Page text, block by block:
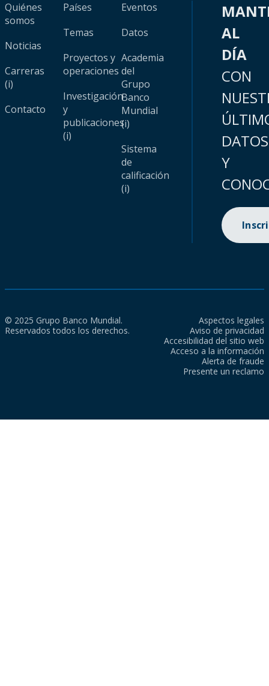
Quiénes
somos
Noticias
Carreras
(i)
Contacto
Países
Temas
Proyectos y
operaciones
Investigación
y
publicaciones
(i)
Eventos
Datos
Academia
del
Grupo
Banco
Mundial
(i)
Sistema
de
calificación
(i)
AL
DÍA
CON
DATOS
Y
© 2025 Grupo Banco Mundial.
Reservados todos los derechos.
Aspectos legales
Aviso de privacidad
Accesibilidad del sitio web
Acceso a la información
Alerta de fraude
Presente un reclamo